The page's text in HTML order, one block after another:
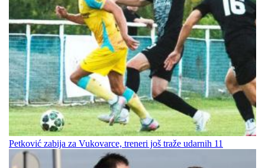
Petković zabija za Vukovarce, treneri još traže udarnih 11